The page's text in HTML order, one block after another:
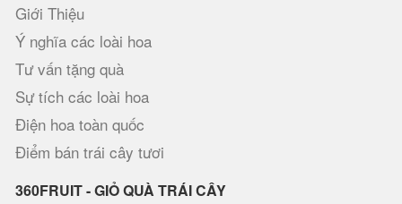
Giới Thiệu
Ý nghĩa các loài hoa
Tư vấn tặng quà
Sự tích các loài hoa
Điện hoa toàn quốc
Điểm bán trái cây tươi
360FRUIT - GIỎ QUÀ TRÁI CÂY